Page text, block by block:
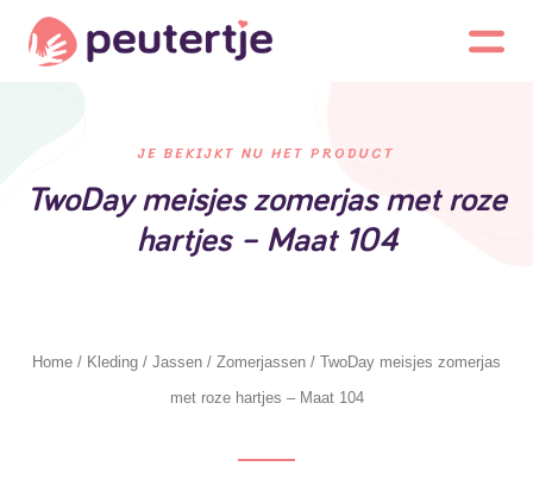
JE BEKIJKT NU HET PRODUCT
TwoDay meisjes zomerjas met roze
hartjes – Maat 104
Home / Kleding / Jassen / Zomerjassen / TwoDay meisjes zomerjas
met roze hartjes – Maat 104